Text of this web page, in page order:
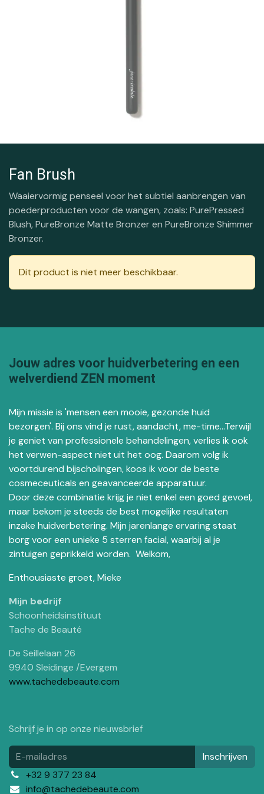
Fan Brush
Waaiervormig penseel voor het subtiel aanbrengen van
poederproducten voor de wangen, zoals: PurePressed
Blush, PureBronze Matte Bronzer en PureBronze Shimmer
Bronzer.
Dit product is niet meer beschikbaar.
Jouw adres voor huidverbetering en een
welverdiend ZEN moment
Mijn missie is 'mensen een mooie, gezonde huid
bezorgen'. Bij ons vind je rust, aandacht, me-time...Terwijl
je geniet van professionele behandelingen, verlies ik ook
het verwen-aspect niet uit het oog. Daarom volg ik
voortdurend bijscholingen, koos ik voor de beste
cosmeceuticals en geavanceerde apparatuur.
Door deze combinatie krijg je niet enkel een goed gevoel,
maar bekom je steeds de best mogelijke resultaten
inzake huidverbetering. Mijn jarenlange ervaring staat
borg voor een unieke 5 sterren facial, waarbij al je
zintuigen geprikkeld worden. Welkom,
Enthousiaste groet, Mieke
Mijn bedrijf
Schoonheidsinstituut
Tache de Beauté
De Seillelaan 26
9940 Sleidinge /Evergem
www.tachedebeaute.com
Schrijf je in op onze nieuwsbrief
Inschrijven
+32 9 377 23 84
info@tachedebeaute.com